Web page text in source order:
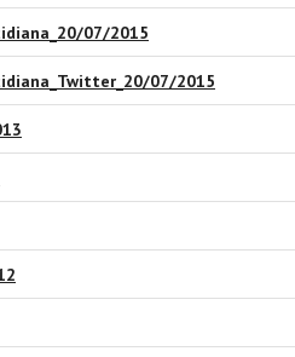
07/2015
07/2015